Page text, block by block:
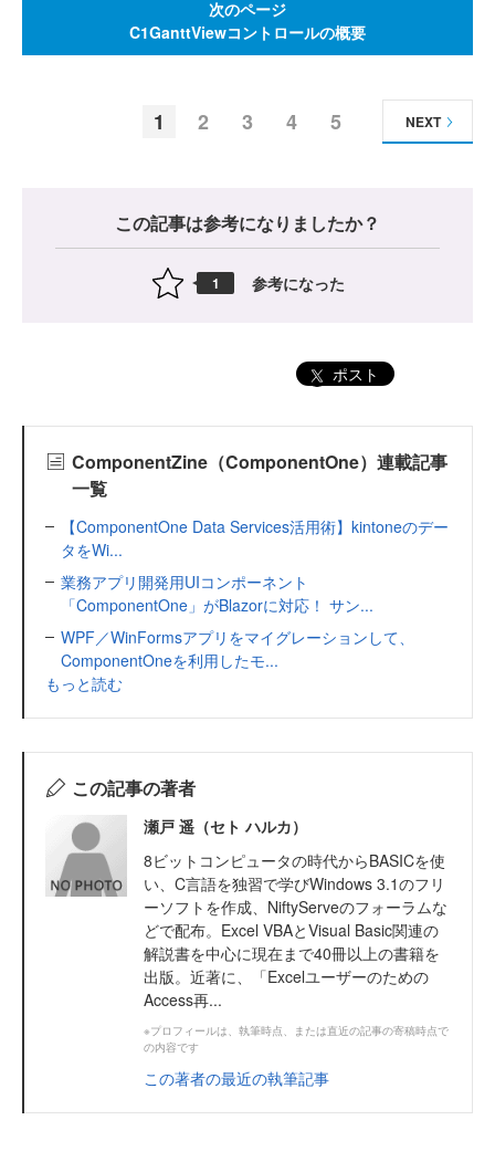
次のページ
C1GanttViewコントロールの概要
1 2 3 4 5 NEXT
この記事は参考になりましたか？
1 参考になった
ポスト
ComponentZine（ComponentOne）連載記事
一覧
【ComponentOne Data Services活用術】kintoneのデー
タをWi...
業務アプリ開発用UIコンポーネント
「ComponentOne」がBlazorに対応！ サン...
WPF／WinFormsアプリをマイグレーションして、
ComponentOneを利用したモ...
もっと読む
この記事の著者
瀬戸 遥（セト ハルカ）
8ビットコンピュータの時代からBASICを使
い、C言語を独習で学びWindows 3.1のフリ
ーソフトを作成、NiftyServeのフォーラムな
どで配布。Excel VBAとVisual Basic関連の
解説書を中心に現在まで40冊以上の書籍を
出版。近著に、「Excelユーザーのための
Access再...
※プロフィールは、執筆時点、または直近の記事の寄稿時点で
の内容です
この著者の最近の執筆記事